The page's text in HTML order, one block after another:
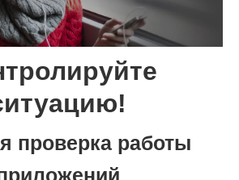
проверка работы